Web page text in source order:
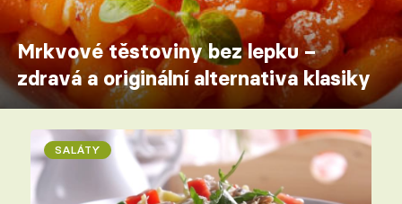
Mrkvové těstoviny bez lepku –
zdravá a originální alternativa klasiky
SALÁTY